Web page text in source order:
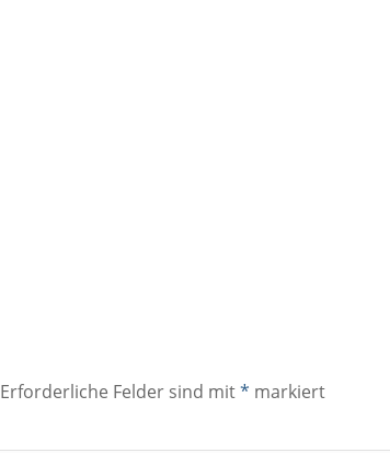
Erforderliche Felder sind mit* markiert